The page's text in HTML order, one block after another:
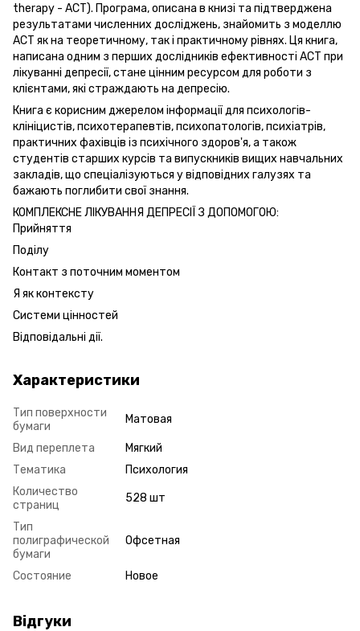
therapy - ACT). Програма, описана в книзі та підтверджена
результатами численних досліджень, знайомить з моделлю
ACT як на теоретичному, так і практичному рівнях. Ця книга,
написана одним з перших дослідників ефективності ACT при
лікуванні депресії, стане цінним ресурсом для роботи з
клієнтами, які страждають на депресію.
Книга є корисним джерелом інформації для психологів-
клініцистів, психотерапевтів, психопатологів, психіатрів,
практичних фахівців із психічного здоров'я, а також
студентів старших курсів та випускників вищих навчальних
закладів, що спеціалізуються у відповідних галузях та
бажають поглибити свої знання.
КОМПЛЕКСНЕ ЛІКУВАННЯ ДЕПРЕСІЇ З ДОПОМОГОЮ:
Прийняття
Поділу
Контакт з поточним моментом
Я як контексту
Системи цінностей
Відповідальні дії.
Характеристики
Тип поверхности
бумаги
Матовая
Вид переплета
Мягкий
Тематика
Психология
Количество
страниц
528 шт
Тип
полиграфической
бумаги
Офсетная
Состояние Новое
Відгуки